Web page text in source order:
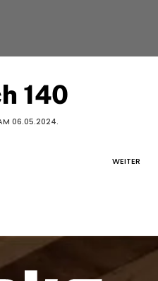
140
06.05.2024.
WEITER